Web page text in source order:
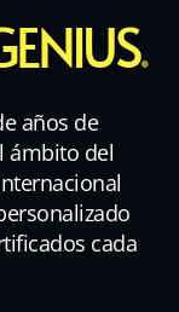
.
años de
ámbito del
cada